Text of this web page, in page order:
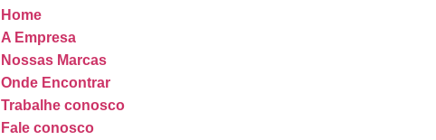
Home
A Empresa
Nossas Marcas
Onde Encontrar
Trabalhe conosco
Fale conosco